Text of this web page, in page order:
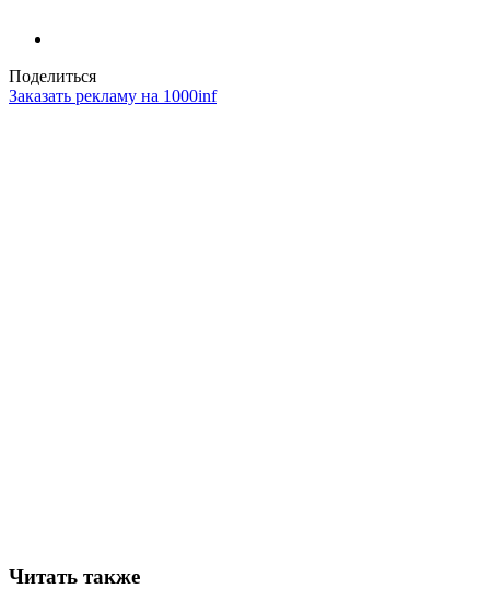
Поделиться
Заказать рекламу на 1000inf
Читать также